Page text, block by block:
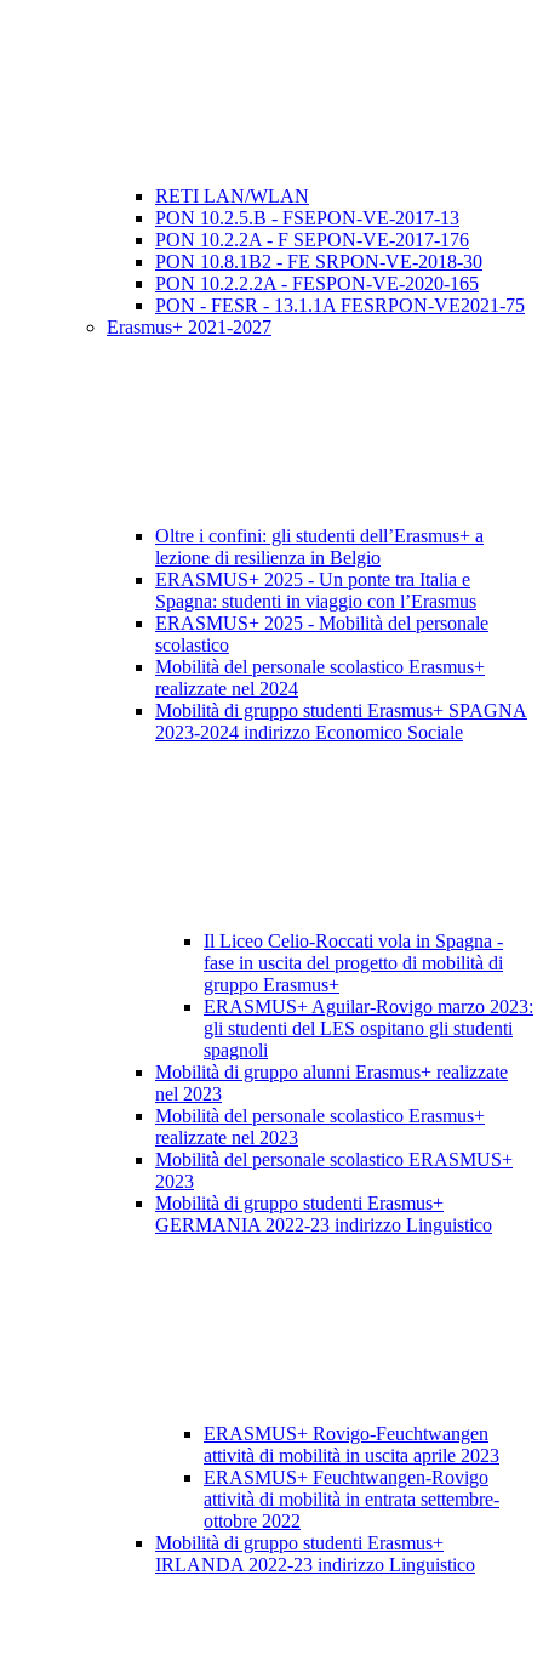
RETI LAN/WLAN
PON 10.2.5.B - FSEPON-VE-2017-13
PON 10.2.2A - F SEPON-VE-2017-176
PON 10.8.1B2 - FE SRPON-VE-2018-30
PON 10.2.2.2A - FESPON-VE-2020-165
PON - FESR - 13.1.1A FESRPON-VE2021-75
Erasmus+ 2021-2027
Oltre i confini: gli studenti dell’Erasmus+ a
lezione di resilienza in Belgio
ERASMUS+ 2025 - Un ponte tra Italia e
Spagna: studenti in viaggio con l’Erasmus
ERASMUS+ 2025 - Mobilità del personale
scolastico
Mobilità del personale scolastico Erasmus+
realizzate nel 2024
Mobilità di gruppo studenti Erasmus+ SPAGNA
2023-2024 indirizzo Economico Sociale
Il Liceo Celio-Roccati vola in Spagna -
fase in uscita del progetto di mobilità di
gruppo Erasmus+
ERASMUS+ Aguilar-Rovigo marzo 2023:
gli studenti del LES ospitano gli studenti
spagnoli
Mobilità di gruppo alunni Erasmus+ realizzate
nel 2023
Mobilità del personale scolastico Erasmus+
realizzate nel 2023
Mobilità del personale scolastico ERASMUS+
2023
Mobilità di gruppo studenti Erasmus+
GERMANIA 2022-23 indirizzo Linguistico
ERASMUS+ Rovigo-Feuchtwangen
attività di mobilità in uscita aprile 2023
ERASMUS+ Feuchtwangen-Rovigo
attività di mobilità in entrata settembre-
ottobre 2022
Mobilità di gruppo studenti Erasmus+
IRLANDA 2022-23 indirizzo Linguistico